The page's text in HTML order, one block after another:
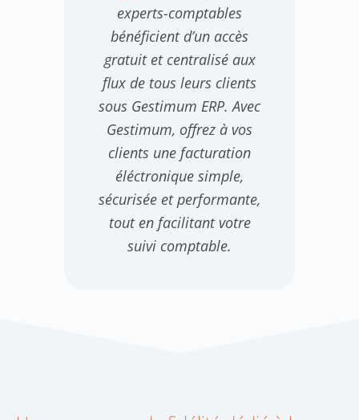
experts-comptables
bénéficient d’un accès
gratuit et centralisé aux
flux de tous leurs clients
sous Gestimum ERP. Avec
Gestimum, offrez à vos
clients une facturation
éléctronique simple,
sécurisée et performante,
tout en facilitant votre
suivi comptable.